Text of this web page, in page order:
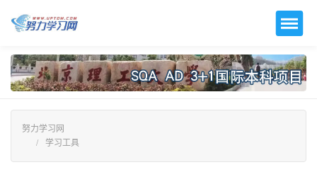
努力学习网
学习工具